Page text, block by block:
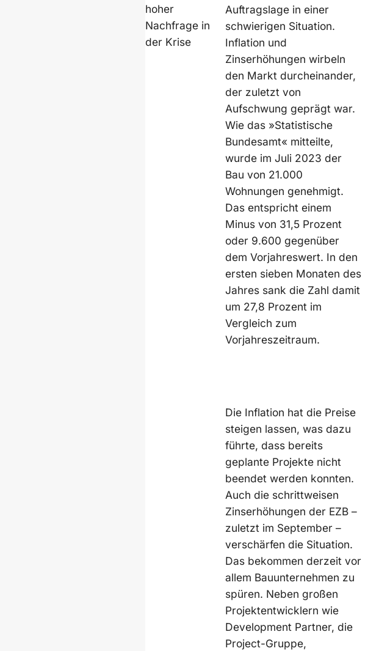
hoher
Nachfrage in
der Krise
Auftragslage in einer
schwierigen Situation.
Inflation und
Zinserhöhungen wirbeln
den Markt durcheinander,
der zuletzt von
Aufschwung geprägt war.
Wie das »Statistische
Bundesamt« mitteilte,
wurde im Juli 2023 der
Bau von 21.000
Wohnungen genehmigt.
Das entspricht einem
Minus von 31,5 Prozent
oder 9.600 gegenüber
dem Vorjahreswert. In den
ersten sieben Monaten des
Jahres sank die Zahl damit
um 27,8 Prozent im
Vergleich zum
Vorjahreszeitraum.
Die Inflation hat die Preise
steigen lassen, was dazu
führte, dass bereits
geplante Projekte nicht
beendet werden konnten.
Auch die schrittweisen
Zinserhöhungen der EZB –
zuletzt im September –
verschärfen die Situation.
Das bekommen derzeit vor
allem Bauunternehmen zu
spüren. Neben großen
Projektentwicklern wie
Development Partner, die
Project-Gruppe,